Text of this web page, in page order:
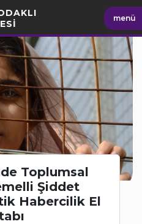
menü
Toplumsal
Şiddet
Habercilik El